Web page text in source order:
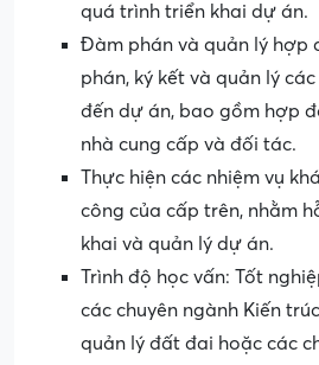
quá trình triển khai dự án.
Đàm phán và quản lý hợp
phán, ký kết và quản lý
đến dự án, bao gồm hợp
nhà cung cấp và đối tác.
Thực hiện các nhiệm vụ
công của cấp trên, nhằm
khai và quản lý dự án.
Trình độ học vấn: Tốt
các chuyên ngành Kiến
quản lý đất đai hoặc các